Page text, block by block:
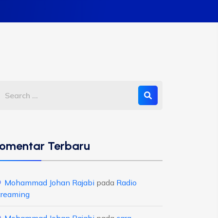
Terbaru
Mohammad Johan Rajabi pada Radio